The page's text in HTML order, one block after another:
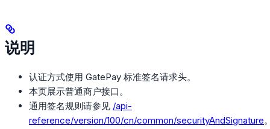
说明
认证方式使用 GatePay 标准签名请求头。
本页展示普通商户接口。
通用签名规则请参见 /api-
reference/version/100/cn/common/securityAndSignature